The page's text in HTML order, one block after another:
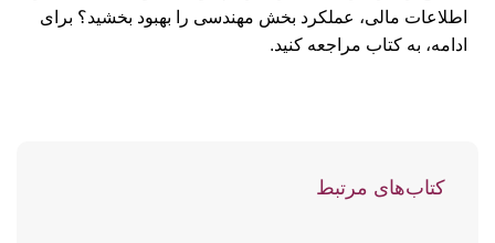
اطلاعات مالی، عملکرد بخش مهندسی را بهبود بخشید؟ برای
ادامه، به کتاب مراجعه کنید.
کتاب‌های مرتبط